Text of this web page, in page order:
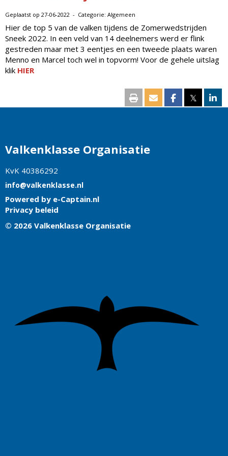
Geplaatst op 27-06-2022 - Categorie: Algemeen
Hier de top 5 van de valken tijdens de Zomerwedstrijden
Sneek 2022. In een veld van 14 deelnemers werd er flink
gestreden maar met 3 eentjes en een tweede plaats waren
Menno en Marcel toch wel in topvorm! Voor de gehele uitslag
klik HIER
𝕏
Valkenklasse Organisatie
KvK 40386292
ofni@valkenklasse.nl
Powered by e-Captain.nl
Privacy beleid
© 2026 Valkenklasse Organisatie